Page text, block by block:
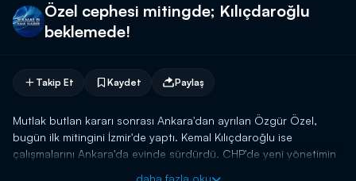
Özel cephesi mitingde; Kılıçdaroğlu
beklemede!
Takip Et Kaydet Paylaş
Mutlak butlan kararı sonrası Ankara'dan ayrılan Özgür Özel,
bugün ilk mitingini İzmir'de yaptı. Kemal Kılıçdaroğlu ise
çalışmalarını Ankara'da evinde sürdürdü. CHP'de yeni yönetimin
daha fazla oku